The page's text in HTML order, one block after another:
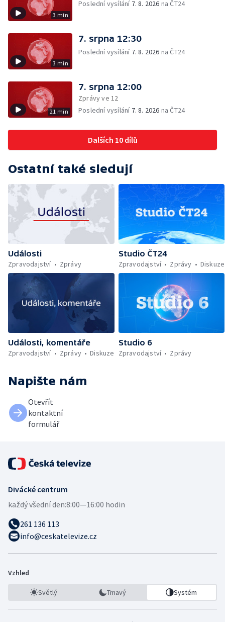
3 min
Poslední vysílání 7. 8. 2026 na ČT24
3 min
7. srpna 12:30
Poslední vysílání 7. 8. 2026 na ČT24
21 min
7. srpna 12:00
Zprávy ve 12
Poslední vysílání 7. 8. 2026 na ČT24
Dalších 10 dílů
Ostatní také sledují
Události
Zpravodajství
Zprávy
Studio ČT24
Zpravodajství
Zprávy Diskuze
Události, komentáře
Zpravodajství
Zprávy Diskuze
Studio 6
Zpravodajství
Zprávy
Napište nám
Otevřít
kontaktní
formulář
Divácké centrum
každý všední den:8:00—16:00 hodin
261 136 113
info@ceskatelevize.cz
Vzhled
Světlý Tmavý Systém